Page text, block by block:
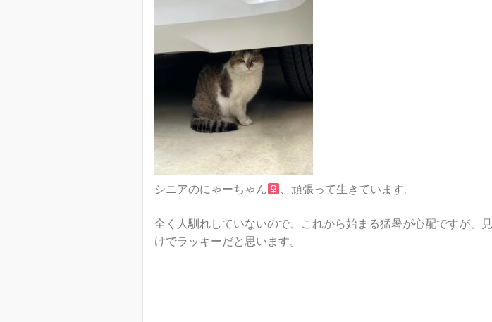
シニアのにゃーちゃん 、頑張って生きています。
全く人馴れしていないので、これから始まる猛暑が心配ですが、
けでラッキーだと思います。